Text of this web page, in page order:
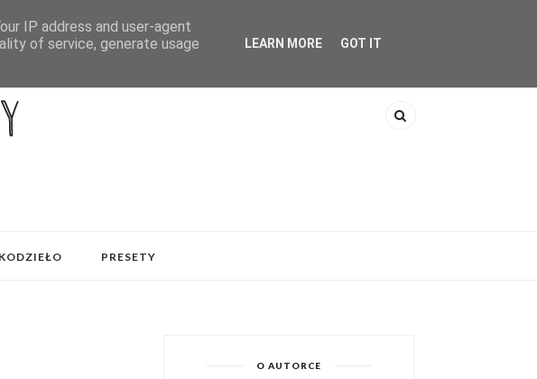
PRESETY
O AUTORCE
IP address and user-agent
of service, generate usage
LEARN MORE GOT IT